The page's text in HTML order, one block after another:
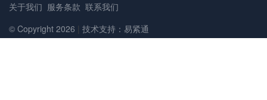
关于我们 服务条款 联系我们
© Copyright 2026 | 技术支持：易紧通